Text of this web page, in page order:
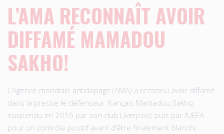
L’AMA RECONNAÎT AVOIR
DIFFAMÉ MAMADOU
SAKHO!
L’Agence mondiale antidopage (AMA) a reconnu avoir diffamé
dans la presse le défenseur français Mamadou Sakho,
suspendu en 2016 par son club Liverpool, puis par l’UEFA
pour un contrôle positif avant d’être finalement blanchi,